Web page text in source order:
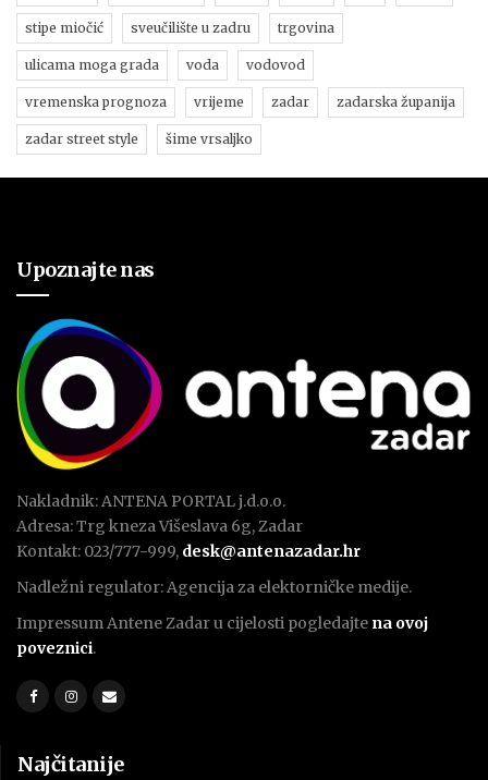
stipe miočić sveučilište u zadru trgovina
ulicama moga grada voda vodovod
vremenska prognoza vrijeme zadar zadarska županija
zadar street style šime vrsaljko
Upoznajte nas
Nakladnik: ANTENA PORTAL j.d.o.o.
Adresa: Trg kneza Višeslava 6g, Zadar
Kontakt: 023/777-999, desk@antenazadar.hr
Nadležni regulator: Agencija za elektorničke medije.
Impressum Antene Zadar u cijelosti pogledajte na ovoj
poveznici.
Najčitanije